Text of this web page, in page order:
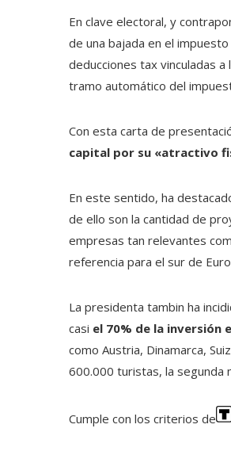
En clave electoral, y
de una bajada en el
deducciones tax vinculadas
tramo automático del
Con esta carta de
capital por su «atractivo
En este sentido, ha
de ello son la cantidad de
empresas tan relevantes
referencia para el sur de
La presidenta tambin ha
casi el 70% de la inversión
como Austria, Dinamarca,
600.000 turistas, la segunda
Cumple con los criterios de